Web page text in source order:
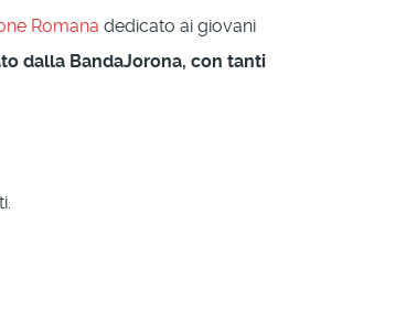
Romana dedicato ai giovani
dalla BandaJorona, con tanti